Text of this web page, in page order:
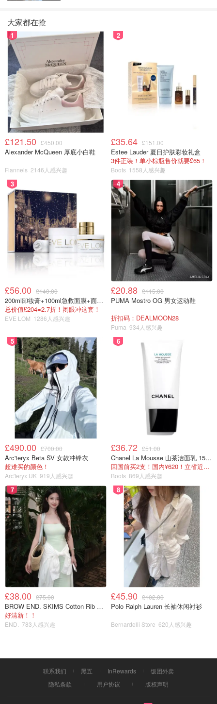
大家都在抢
1
£121.50 £450.00
Alexander McQueen 厚底小白鞋
Flannels 2146人感兴趣
2
£35.64 £151.00
Estee Lauder 夏日护肤彩妆礼盒
3件正装！单小棕瓶售价就要£65！
Boots 1558人感兴趣
3
£56.00 £140.00
200ml卸妆膏+100ml急救面膜+面霜+洁颜布
总价值£204=2.7折！闭眼冲这套！
EVE LOM 1286人感兴趣
4
£20.88 £115.00
PUMA Mostro OG 男女运动鞋
折扣码：DEALMOON28
Puma 934人感兴趣
5
£490.00 £700.00
Arc'teryx Beta SV 女款冲锋衣
超难买的颜色！
Arc'teryx UK 919人感兴趣
6
£36.72 £51.00
Chanel La Mousse 山茶洁面乳 150ml
回国前买2支！国内¥620！立省近一半！
Boots 869人感兴趣
7
£38.00 £75.00
BROW END. SKIMS Cotton Rib 长款背心连衣裙 薄荷绿
好清新！！
END. 783人感兴趣
8
£45.90 £102.00
Polo Ralph Lauren 长袖休闲衬衫
Bernardelli Store 620人感兴趣
联系我们 黑五 InRewards
饭团外卖
隐私条款
用户协议 版权声明